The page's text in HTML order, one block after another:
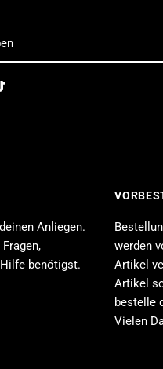
Anliegen.
benötigst.
werden
Artikel
Artikel
bestelle
Vielen